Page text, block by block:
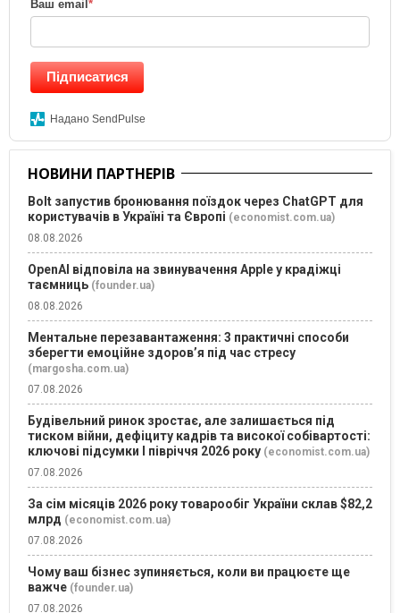
Ваш email *
Підписатися
Надано SendPulse
НОВИНИ ПАРТНЕРІВ
Bolt запустив бронювання поїздок через ChatGPT для
користувачів в Україні та Європі (economist.com.ua)
08.08.2026
OpenAI відповіла на звинувачення Apple у крадіжці
таємниць (founder.ua)
08.08.2026
Ментальне перезавантаження: 3 практичні способи
зберегти емоційне здоров’я під час стресу
(margosha.com.ua)
07.08.2026
Будівельний ринок зростає, але залишається під
тиском війни, дефіциту кадрів та високої собівартості:
ключові підсумки І півріччя 2026 року (economist.com.ua)
07.08.2026
За сім місяців 2026 року товарообіг України склав $82,2
млрд (economist.com.ua)
07.08.2026
Чому ваш бізнес зупиняється, коли ви працюєте ще
важче (founder.ua)
07.08.2026